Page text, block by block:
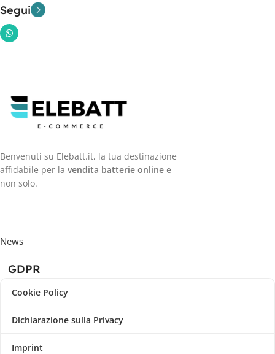
Segui
Benvenuti su Elebatt.it, la tua destinazione
affidabile per la vendita batterie online e
non solo.
News
GDPR
Cookie Policy
Dichiarazione sulla Privacy
Imprint